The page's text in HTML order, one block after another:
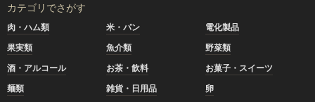
カテゴリでさがす
肉・ハム類 米・パン
電化製品
果実類
魚介類
野菜類
酒・アルコール
お茶・飲料
お菓子・スイーツ
麺類
雑貨・日用品
卵